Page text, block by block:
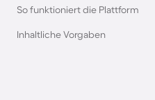
Chalets und Hütten in
So funktioniert die Plattform
Inhaltliche Vorgaben